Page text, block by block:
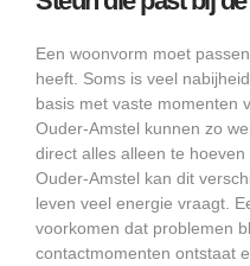
Een woonvorm moet
heeft. Soms is veel
basis met vaste momenten
Ouder-Amstel kunnen zo
direct alles alleen te
Ouder-Amstel kan dit
leven veel energie vraagt.
voorkomen dat problemen
contactmomenten ontstaat